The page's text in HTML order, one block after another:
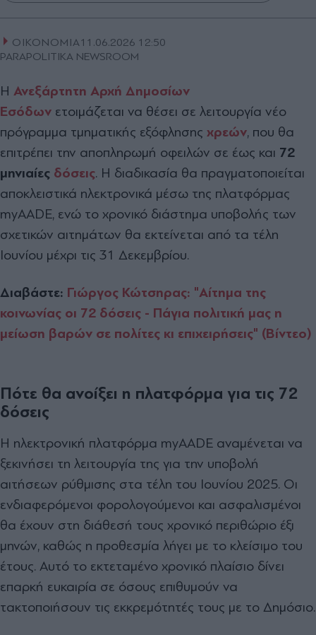
ΟΙΚΟΝΟΜΙΑ11.06.2026 12:50
PARAPOLITIKA NEWSROOM
Η Ανεξάρτητη Αρχή Δημοσίων
Εσόδων ετοιμάζεται να θέσει σε λειτουργία νέο
πρόγραμμα τμηματικής εξόφλησης χρεών, που θα
επιτρέπει την αποπληρωμή οφειλών σε έως και 72
μηνιαίες δόσεις. Η διαδικασία θα πραγματοποιείται
αποκλειστικά ηλεκτρονικά μέσω της πλατφόρμας
myAADE, ενώ το χρονικό διάστημα υποβολής των
σχετικών αιτημάτων θα εκτείνεται από τα τέλη
Ιουνίου μέχρι τις 31 Δεκεμβρίου.
Διαβάστε: Γιώργος Κώτσηρας: "Αίτημα της
κοινωνίας οι 72 δόσεις - Πάγια πολιτική μας η
μείωση βαρών σε πολίτες κι επιχειρήσεις" (Βίντεο)
Πότε θα ανοίξει η πλατφόρμα για τις 72
δόσεις
Η ηλεκτρονική πλατφόρμα myAADE αναμένεται να
ξεκινήσει τη λειτουργία της για την υποβολή
αιτήσεων ρύθμισης στα τέλη του Ιουνίου 2025. Οι
ενδιαφερόμενοι φορολογούμενοι και ασφαλισμένοι
θα έχουν στη διάθεσή τους χρονικό περιθώριο έξι
μηνών, καθώς η προθεσμία λήγει με το κλείσιμο του
έτους. Αυτό το εκτεταμένο χρονικό πλαίσιο δίνει
επαρκή ευκαιρία σε όσους επιθυμούν να
τακτοποιήσουν τις εκκρεμότητές τους με το Δημόσιο.